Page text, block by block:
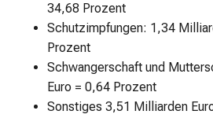
34,68 Prozent
Schutzimpfungen: 1,34
Prozent
Schwangerschaft und
Euro = 0,64 Prozent
Sonstiges 3,51 Milliarden